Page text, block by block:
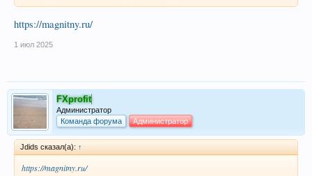
https://magnitny.ru/
1 июл 2025
FXprofit
Администратор
Команда форума
Администратор
Jdids сказал(а): ↑
https://magnitny.ru/